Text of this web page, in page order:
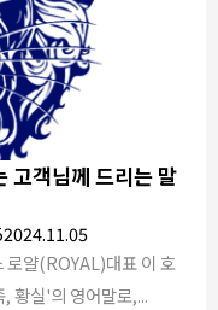
객님께 드리는 말
2024.11.05
로얄(ROYAL)대표 이 호
황실'의 영어말로,...